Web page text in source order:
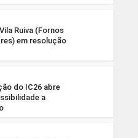
Ruiva (Fornos
em resolução
do IC26 abre
a